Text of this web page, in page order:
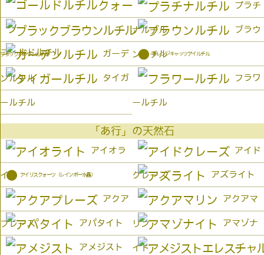
ゴールドルチル
プラチ
ナルチル
ブラックブラウンルチル
ブラウ
ンルチル
ガーデ
ンルチル
● オレンジキャッツアイルチル
タイガ
ールチル
フラワ
ールチル
「あ行」の天然石
アイオラ
イト
アイド
クレーズ
● アイリスクォーツ（レインボー水晶） アズライト
アクア
プレーズ
アクアマ
リン
アパタイト アマゾナ
イト
アメジスト